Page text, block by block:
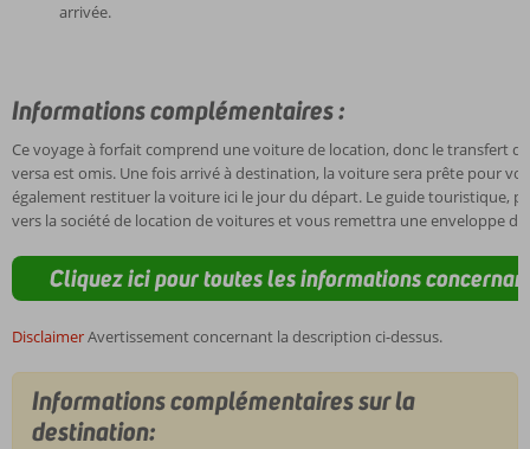
arrivée.
Informations complémentaires :
Ce voyage à forfait comprend une voiture de location, donc le transfert
versa est omis. Une fois arrivé à destination, la voiture sera prête pour
également restituer la voiture ici le jour du départ. Le guide touristique,
vers la société de location de voitures et vous remettra une enveloppe
Cliquez ici pour toutes les informations
DisclaimerAvertissement concernant la description ci-dessus.
Informations complémentaires sur la
destination: